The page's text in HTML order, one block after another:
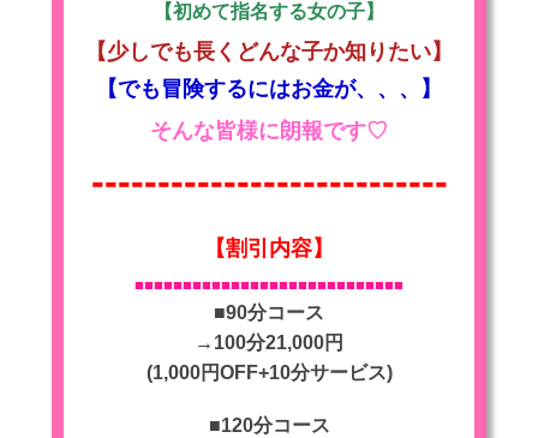
【初めて指名する女の子】
【少しでも長くどんな子か知りたい】
【でも冒険するにはお金が、、、】
そんな皆様に朗報です♡
---------------------------
【割引内容】
■■■■■■■■■■■■■■■■■■■■■■■■■■■■
■90分コース
→100分21,000円
(1,000円OFF+10分サービス)
■120分コース